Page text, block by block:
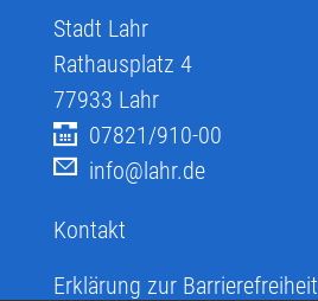
Stadt Lahr
Rathausplatz 4
77933 Lahr
07821/910-00
info@lahr.de
Kontakt
Erklärung zur Barrierefreiheit